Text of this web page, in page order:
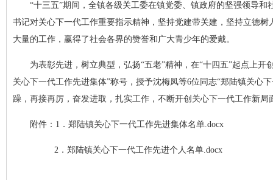
“十三五”期间，全镇各级关工委在镇党委、镇政府的坚强领导
书记对关心下一代工作重要指示精神，坚持党建带关建，坚持立德
大量的工作，赢得了社会各界的赞誉和广大青少年的爱戴。
为表彰先进，树立典型，弘扬“五老”精神，在“十四五”起点上
关心下一代工作先进集体”称号，授予沈梅凤等6位同志“郑陆镇关心
躁，再接再厉，奋发进取，扎实工作，不断开创关心下一代工作新
附件：1． 郑陆镇关心下一代工作先进集体名单.docx
2． 郑陆镇关心下一代工作先进个人名单.docx